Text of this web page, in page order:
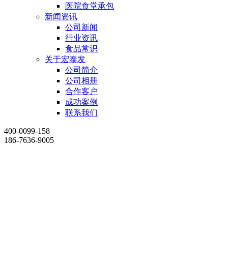
医院食堂承包
新闻资讯
公司新闻
行业资讯
食品常识
关于宏泰发
公司简介
公司相册
合作客户
成功案例
联系我们
400-0099-158
186-7636-9005